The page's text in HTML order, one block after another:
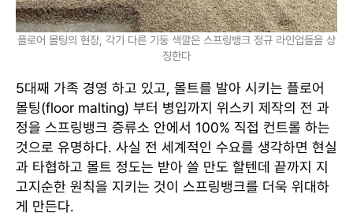
플로어 몰팅의 현장, 각기 다른 기둥 색깔은 스프링뱅크 정규 라인업들을 상
징한다
5대째 가족 경영 하고 있고, 몰트를 발아 시키는 플로어
몰팅(floor malting) 부터 병입까지 위스키 제작의 전 과
정을 스프링뱅크 증류소 안에서 100% 직접 컨트롤 하는
것으로 유명하다. 사실 전 세계적인 수요를 생각하면 현실
과 타협하고 몰트 정도는 받아 쓸 만도 할텐데 끝까지 지
고지순한 원칙을 지키는 것이 스프링뱅크를 더욱 위대하
게 만든다.